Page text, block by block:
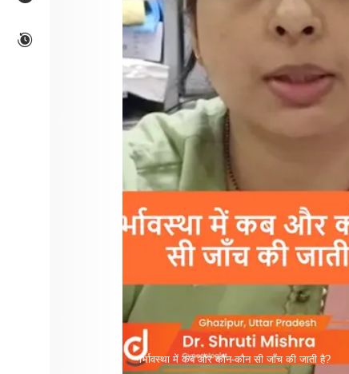
गर्भावस्था में कब और कौन-कौन सी जाँच की जाती है?